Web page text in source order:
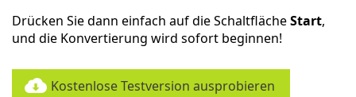
Drücken Sie dann einfach auf die SchaltflächeStart,
und die Konvertierung wird sofort beginnen!
Kostenlose Testversion ausprobieren